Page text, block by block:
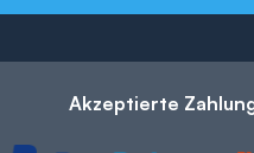
Akzeptierte